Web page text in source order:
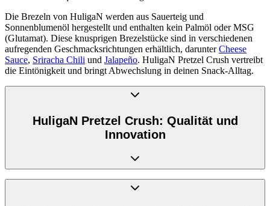
Die Brezeln von HuligaN werden aus Sauerteig und
Sonnenblumenöl hergestellt und enthalten kein Palmöl oder MSG
(Glutamat). Diese knusprigen Brezelstücke sind in verschiedenen
aufregenden Geschmacksrichtungen erhältlich, darunterCheese
Sauce, Sriracha Chili und Jalapeño. HuligaN Pretzel Crush vertreibt
die Eintönigkeit und bringt Abwechslung in deinen Snack-Alltag.
HuligaN Pretzel Crush: Qualität und
Innovation
Die Leidenschaft und Kreativität von The Bakers spiegeln sich in